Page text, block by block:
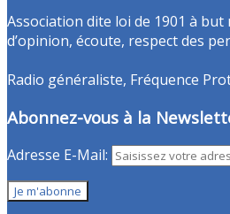
Association dite loi de 1901 à
d’opinion, écoute, respect des
Radio généraliste, Fréquence
Abonnez-vous à la
Adresse E-Mail: